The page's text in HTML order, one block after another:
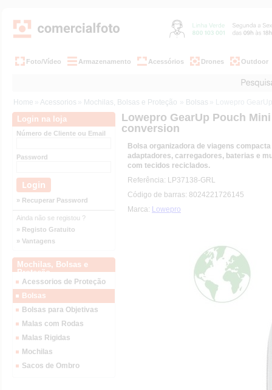
Foto/Vídeo Armazenamento Acessórios Drones Outdoor
Home » Acessorios » Mochilas, Bolsas e Proteção » Bolsas » Lowepro
Login na loja
Número de Cliente ou Email
Password
» Recuperar Password
Ainda não se registou ?
» Registo Gratuito
» Vantagens
Mochilas, Bolsas e
Proteção
Acessorios de Proteção
Bolsas
Bolsas para Objetivas
Malas com Rodas
Malas Rigidas
Mochilas
Sacos de Ombro
Lowepro GearUp Pouch
conversion
Bolsa organizadora de viagens
adaptadores, carregadores, baterias e
com tecidos reciclados.
Referência: LP37138-GRL
Código de barras: 8024221726145
Marca: Lowepro